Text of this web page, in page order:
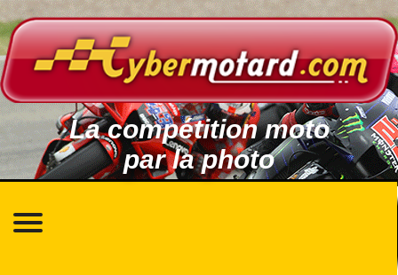
La compétition moto
par la photo